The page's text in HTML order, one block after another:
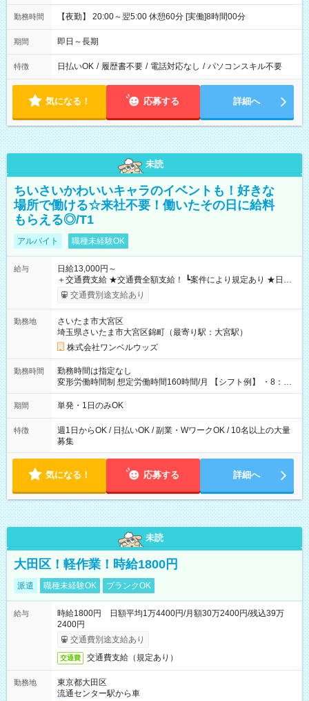
勤務時間 【夜勤】 20:00～翌5:00 休憩60分 [実働]8時間00分
期間 即日～長期
特徴 日払いOK / 履歴書不要 / 電話対応なし / パソコンスキル不要
気になる！ 応募する 詳細へ
未読
ちいさいかわいいキャラのイベントも！好きな
場所で働ける☆来社不要！働いたその日に給料
もらえる◎/T1
アルバイト 職種未経験OK
給与
日給13,000円～
＋交通費支給 ★交通費全額支給！ ┗案件により規定あり ★日払
いOK！（規定あり） ┗働いたその日に現金GET♪ お仕事後はコ
ンビニATMから 日払い分を引き落とせます！ 【試用期間】試
交通費別途支給あり
勤務地
さいたま市大宮区
埼玉県さいたま市大宮区錦町（最寄り駅：大宮駅）
株式会社ワンベルウッズ
勤務時間
勤務時間は指定なし
変形労働時間制 想定労働時間160時間/月 【シフト例】 ・8：00
～21：00
期間 単発・1日のみOK
特徴
週1日からOK / 日払いOK / 副業・WワークOK / 10名以上の大量
募集
気になる！ 応募する 詳細へ
未読
大田区！軽作業！時給1800円
派遣 職種未経験OK ブランクOK
給与
時給1800円 日額平均1万4400円/月額30万2400円/残込39万
2400円
交通費別途支給あり
交通費 交通費支給（規定あり）
勤務地
東京都大田区
流通センター駅から車